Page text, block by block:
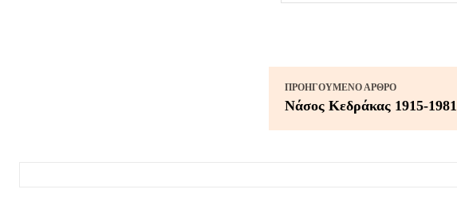
ΠΡΟΗΓΟΎΜΕΝΟ ΆΡΘΡΟ
Νάσος Κεδράκας 1915-1981